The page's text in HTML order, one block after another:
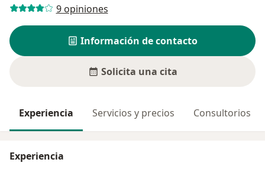
9 opiniones
Información de contacto
Solicita una cita
Experiencia Servicios y precios Consultorios
Experiencia